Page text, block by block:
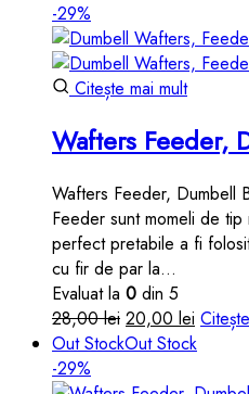
-29%
Citește mai mult
Wafters Feeder,
Wafters Feeder, Dumbell
Feeder sunt momeli de
perfect pretabile a fi
cu fir de par la…
Evaluat la 0 din 5
28,00lei Prețul
inițial
20,00 lei Prețul
curent
Out StockOut Stock
-29%